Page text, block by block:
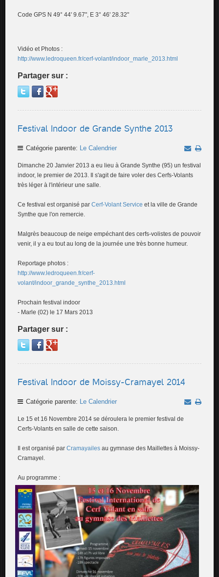
Code GPS N 49° 44' 9.67", E 3° 46' 28.32"
Vidéo et Photos :
http://www.ledroqueen.fr/cerf-volant/indoor_marle_2013.html
Partager sur :
Festival Indoor de Grande Synthe 2013
Catégorie parente: Le Calendrier
Dimanche 20 Janvier 2013 a eu lieu à Grande Synthe (95) un festival
indoor, le premier de 2013. Il s'agit de faire voler des Cerfs-Volants
très léger à l'intérieur une salle.
Ce festival est organisé parCerf-Volant Service et la ville de Grande
Synthe que l'on remercie.
Malgrès beaucoup de neige empéchant des cerfs-volistes de pouvoir
venir, il y a eu tout au long de la journée une très bonne humeur.
Reportage photos :
http://www.ledroqueen.fr/cerf-
volant/indoor_grande_synthe_2013.html
Prochain festival indoor
- Marle (02) le 17 Mars 2013
Partager sur :
Festival Indoor de Moissy-Cramayel 2014
Catégorie parente: Le Calendrier
Le 15 et 16 Novembre 2014 se déroulera le premier festival de
Cerfs-Volants en salle de cette saison.
Il est organisé parCramayailes au gymnase des Maillettes à Moissy-
Cramayel.
Au programme :